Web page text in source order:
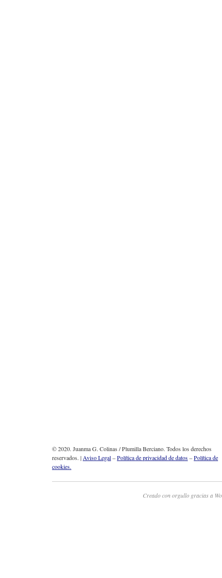
© 2020. Juanma G. Colinas / Plumilla Berciano. Todos los derechos
reservados. |Aviso Legal–Política de privacidad de datos–Política de
cookies.
Creado con orgullo gracias a